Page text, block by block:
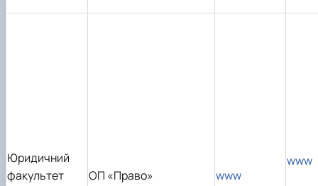
Юридичний
факультет
ОП «Право»
www
www